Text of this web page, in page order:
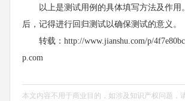
以上是测试用例的具体填写方法及作用
后，记得进行回归测试以确保测试的意义。
转载：http://www.jianshu.com/p/
p.com
本文内容不用于商业目的，如涉及知识产权问题，